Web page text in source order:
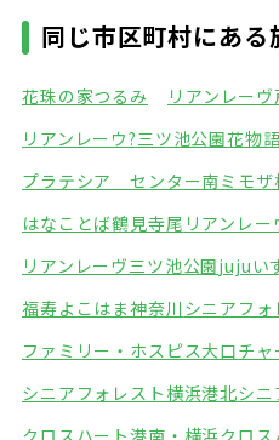
同じ市区町村にある
花珠の家つるみ リアンレー
リアンレーウ?三ツ池公園花物
プラテシア センター南ミモ
はなことば鶴見寺尾 リアンレ
リアンレーヴ三ツ池公園jujuい
福寿よこはま神奈川 シニアフ
ファミリー・ホスピス大口チャ
シニアフォレスト横浜港北シ
クロスハート港南・横浜クロ